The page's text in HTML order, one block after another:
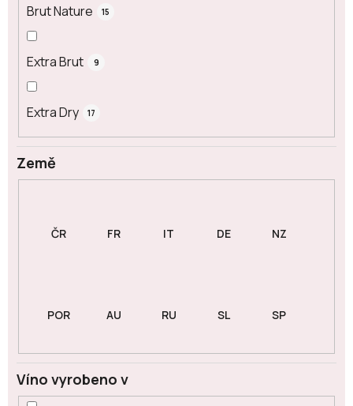
Země
Brut Nature 15
Extra Brut 9
Extra Dry 17
Víno vyrobeno v